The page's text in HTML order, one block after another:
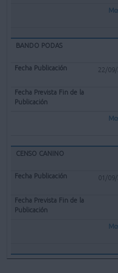
BANDO PODAS
22/
CENSO CANINO
01/